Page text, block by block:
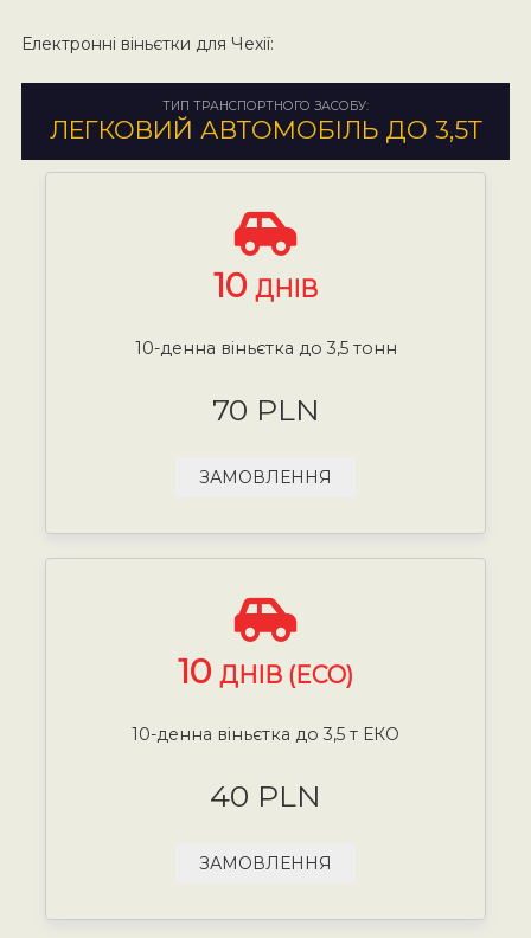
Електронні віньєтки для Чехії:
ТИП ТРАНСПОРТНОГО ЗАСОБУ:
ЛЕГКОВИЙ АВТОМОБІЛЬ ДО 3,5Т
10 ДНІВ
10-денна віньєтка до 3,5 тонн
70 PLN
ЗАМОВЛЕННЯ
10 ДНІВ (ECO)
10-денна віньєтка до 3,5 т ЕКО
40 PLN
ЗАМОВЛЕННЯ